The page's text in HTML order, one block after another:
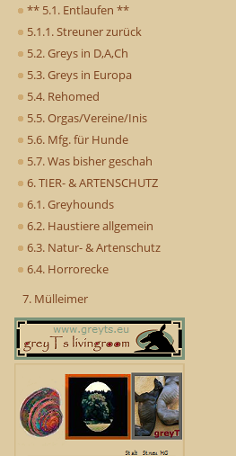
** 5.1. Entlaufen **
5.1.1. Streuner zurück
5.2. Greys in D,A,Ch
5.3. Greys in Europa
5.4. Rehomed
5.5. Orgas/Vereine/Inis
5.6. Mfg. für Hunde
5.7. Was bisher geschah
6. TIER- & ARTENSCHUTZ
6.1. Greyhounds
6.2. Haustiere allgemein
6.3. Natur- & Artenschutz
6.4. Horrorecke
7. Mülleimer